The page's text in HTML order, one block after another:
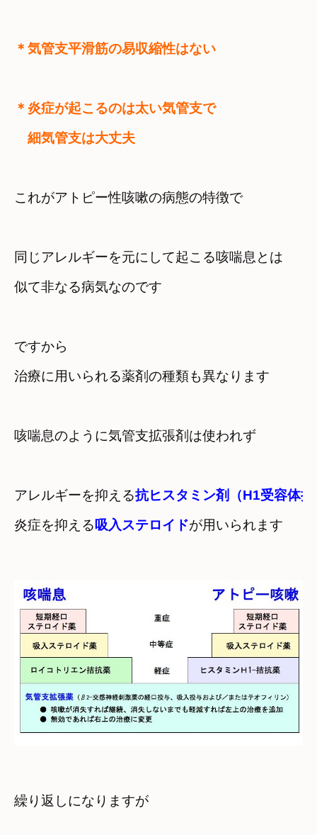
＊炎症が起こるのは太い気管支で
細気管支は大丈夫
これがアトピー性咳嗽の病態の特徴で
同じアレルギーを元にして起こる咳喘息とは
似て非なる病気なのです
ですから
治療に用いられる薬剤の種類も異なります
咳喘息のように気管支拡張剤は使われず
アレルギーを抑える抗ヒスタミン剤（H1受容体
炎症を抑える 吸入ステロイドが用いられます
繰り返しになりますが